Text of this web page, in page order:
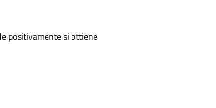
positivamente si ottiene